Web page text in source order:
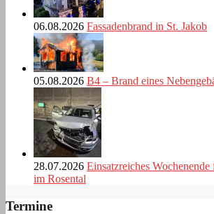
06.08.2026 Fassadenbrand in St. Jakob
05.08.2026 B4 – Brand eines
28.07.2026 Einsatzreiches
im Rosental
Termine